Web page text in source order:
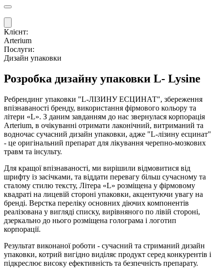
Клієнт:
Arterium
Послуги:
Дизайн упаковки
Розробка дизайну упаковки L- Lysine
Ребрендинг упаковки "L-ЛІЗИНУ ЕСЦИНАТ", збереження
впізнаваності бренду, використання фірмового кольору та
літери «L». З даним завданням до нас звернулася корпорація
Аrterium, в очікуванні отримати лаконічний, витриманий та
водночас сучасний дизайн упаковки, адже "L-лізину есцинат"
- це оригінальний препарат для лікування черепно-мозкових
травм та інсульту.
Для кращої впізнаваності, ми вирішили відмовитися від
шрифту із засічками, та віддати перевагу більш сучасному та
сталому стилю тексту, Літера «L» розміщена у фірмовому
квадраті на лицевій стороні упаковки, акцентуючи увагу на
бренді. Верстка переліку основних діючих компонентів
реалізована у вигляді списку, вирівняного по лівій стороні,
дзеркально до нього розміщена голограма і логотип
корпорації.
Результат виконаної роботи - сучасний та стриманий дизайн
упаковки, котрий вигідно виділяє продукт серед конкурентів і
підкреслює високу ефективність та безпечність препарату.